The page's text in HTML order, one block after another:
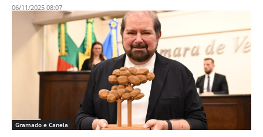
06/11/2025 08:07
Gramado e Canela